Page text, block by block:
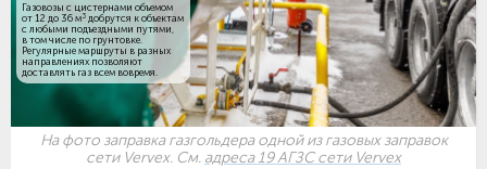
Газовозы с цистернами объемом
от 12 до 36 м3 добрутся к объектам
c любыми подъездными путями,
в том числе по грунтовке.
Регулярные маршруты в разных
направлениях позволяют
доставлять газ всем вовремя.
На фото заправка газгольдера одной из газовых заправок
сети Vervex. См. адреса 19 АГЗС сети Vervex